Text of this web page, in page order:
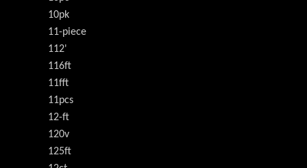
10pk
11-piece
112'
116ft
11fft
11pcs
12-ft
120v
125ft